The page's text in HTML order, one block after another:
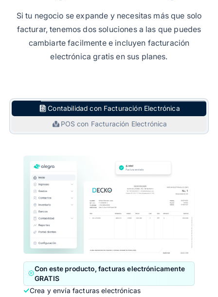
Si tu negocio se expande y necesitas más que solo
facturar, tenemos dos soluciones a las que puedes
cambiarte facilmente e incluyen facturación
electrónica gratis en sus planes.
Contabilidad con Facturación Electrónica
POS con Facturación Electrónica
Con este producto, facturas electrónicamente
GRATIS
Crea y envía facturas electrónicas